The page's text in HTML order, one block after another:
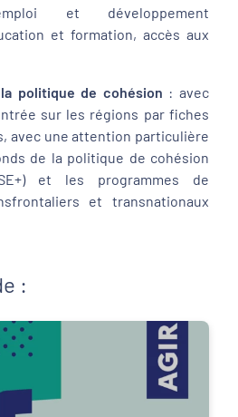
et développement
et formation, accès aux
politique de cohésion : avec
sur les régions par fiches
avec une attention particulière
de la politique de cohésion
et les programmes de
et transnationaux
: